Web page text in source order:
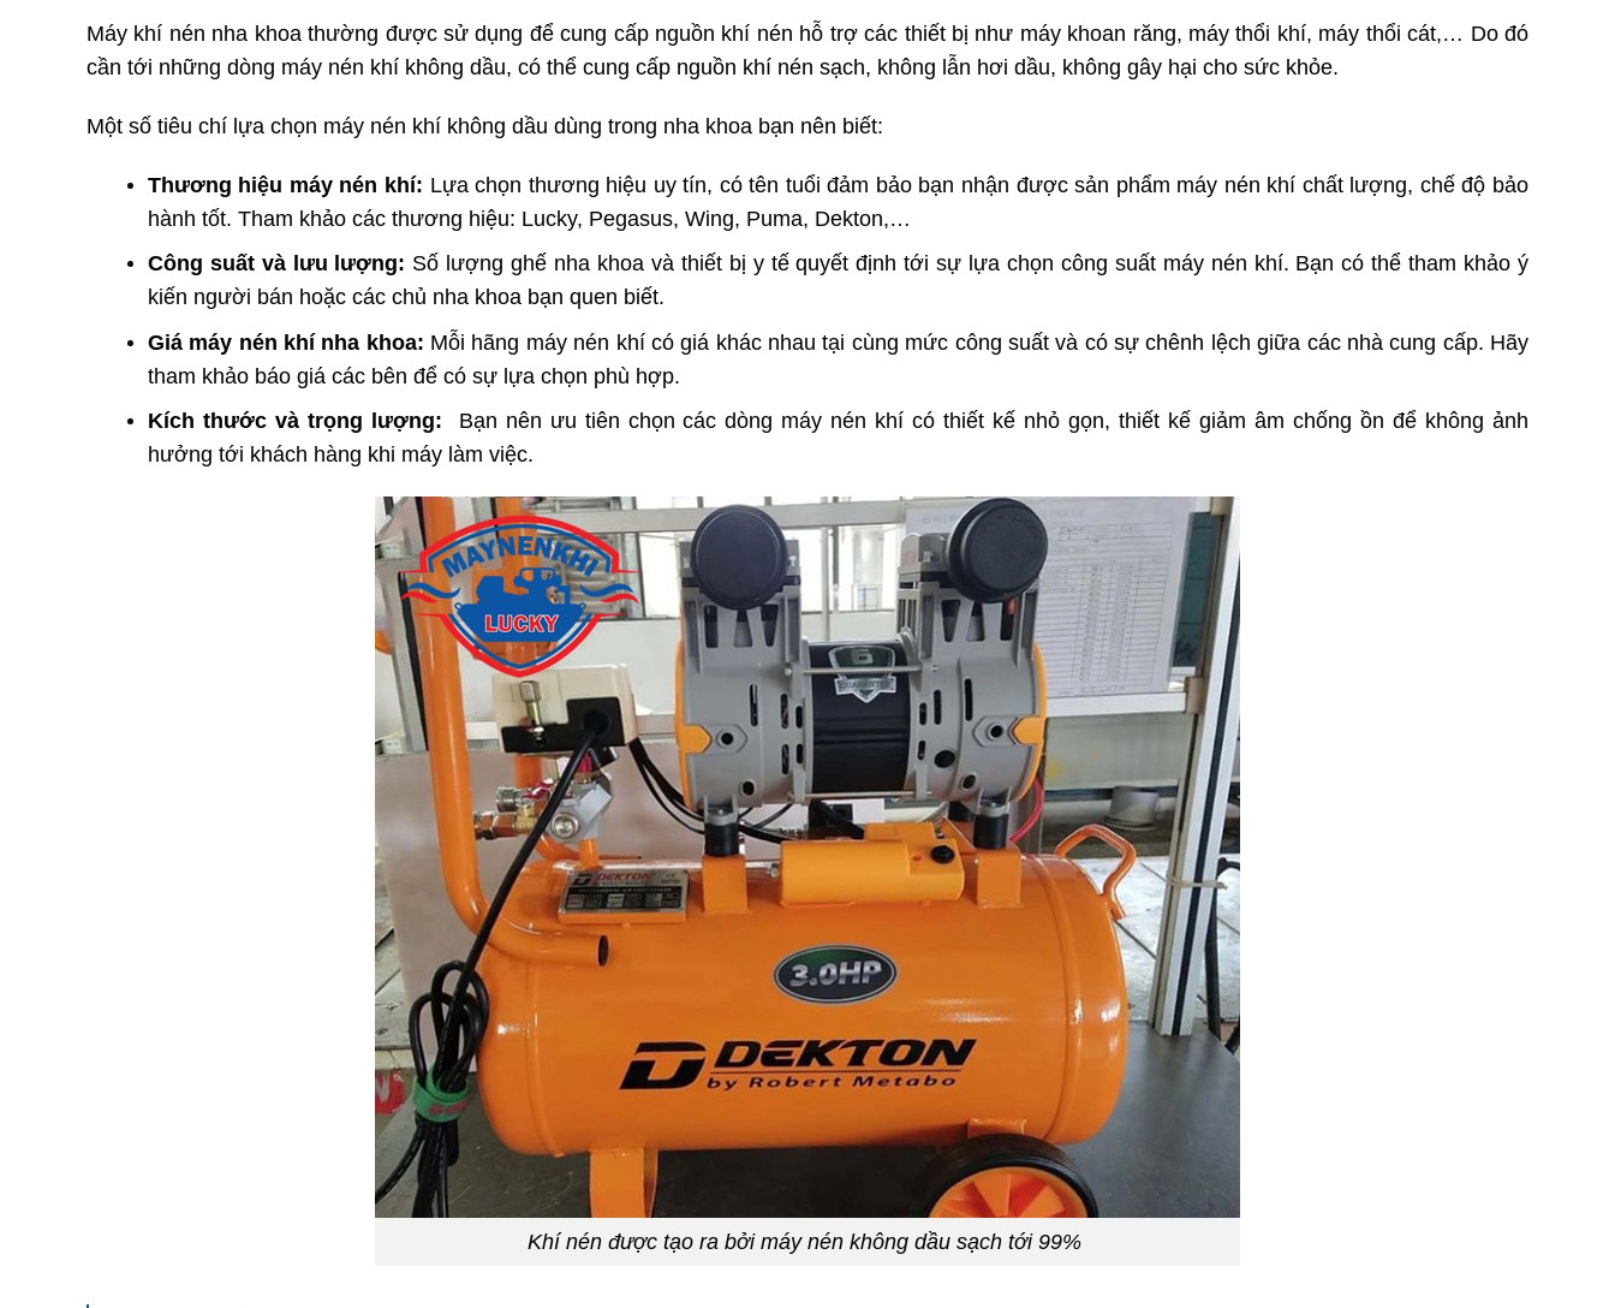
Máy khí nén nha khoa thường được sử dụng để cung cấp nguồn khí nén hỗ trợ các thiết bị như máy khoan răng, máy thổi khí, máy thổi cát,… Do đó
cần tới những dòng máy nén khí không dầu, có thể cung cấp nguồn khí nén sạch, không lẫn hơi dầu, không gây hại cho sức khỏe.
Một số tiêu chí lựa chọn máy nén khí không dầu dùng trong nha khoa bạn nên biết:
Thương hiệu máy nén khí: Lựa chọn thương hiệu uy tín, có tên tuổi đảm bảo bạn nhận được sản phẩm máy nén khí chất lượng, chế độ bảo
hành tốt. Tham khảo các thương hiệu: Lucky, Pegasus, Wing, Puma, Dekton,…
Công suất và lưu lượng: Số lượng ghế nha khoa và thiết bị y tế quyết định tới sự lựa chọn công suất máy nén khí. Bạn có thể tham khảo ý
kiến người bán hoặc các chủ nha khoa bạn quen biết.
Giá máy nén khí nha khoa: Mỗi hãng máy nén khí có giá khác nhau tại cùng mức công suất và có sự chênh lệch giữa các nhà cung cấp. Hãy
tham khảo báo giá các bên để có sự lựa chọn phù hợp.
Kích thước và trọng lượng: Bạn nên ưu tiên chọn các dòng máy nén khí có thiết kế nhỏ gọn, thiết kế giảm âm chống ồn để không ảnh
hưởng tới khách hàng khi máy làm việc.
Khí nén được tạo ra bởi máy nén không dầu sạch tới 99%